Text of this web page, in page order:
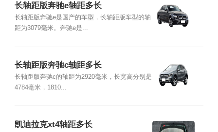
长轴距版奔驰e轴距多长
长轴距版奔驰e是国产的车型，长轴距版车型的轴
距为3079毫米。奔驰e是...
长轴距版奔驰c轴距多长
长轴距版奔驰c的轴距为2920毫米，长宽高分别是
4784毫米，1810...
凯迪拉克xt4轴距多长